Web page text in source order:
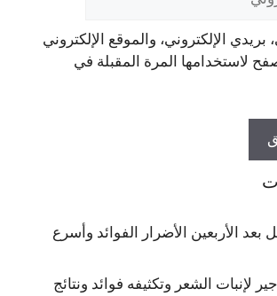
الإلكتروني، والموقع الإلكتروني
لاستخدامها المرة المقبلة في
الأربعين الأضرار الفوائد وأسرع
لإنبات الشعر وتكثيفه فوائد ونتائج